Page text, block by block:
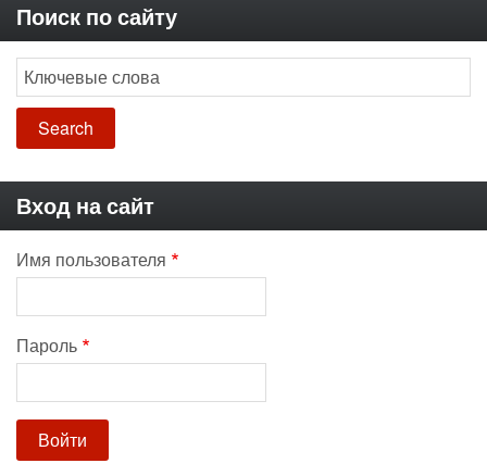
Поиск по сайту
Search
Вход на сайт
Имя пользователя
Пароль